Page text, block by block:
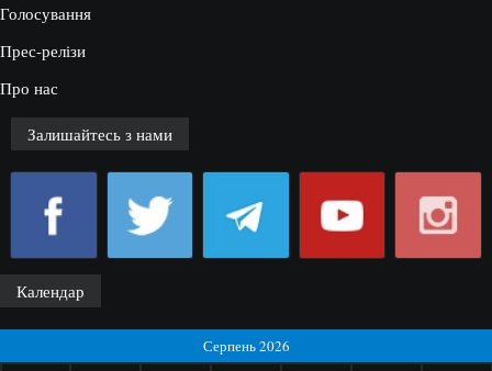
Голосування
Прес-релізи
Про нас
Залишайтесь з нами
Календар
Серпень 2026